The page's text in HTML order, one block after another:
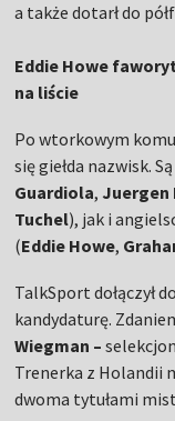
a także dotarł do
Eddie Howe
na liście
Po wtorkowym
się giełda nazwisk.
Guardiola, Juergen
Tuchel), jak i
(Eddie Howe,
TalkSport dołączył
kandydaturę.
Wiegman –
Trenerka z Holandii
dwoma tytułami